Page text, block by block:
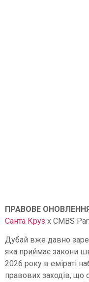
ПРАВОВЕ
Санта Круз x CMBS
Дубай вже давно
яка приймає закони
2026 року в еміраті
правових заходів, що